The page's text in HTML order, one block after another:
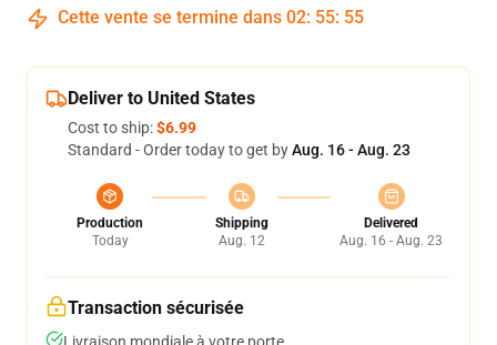
Cette vente se termine dans 02: 55: 54
Deliver to United States
Cost to ship:$6.99
Standard - Order today to get byAug. 16 - Aug. 23
Production
Today
Shipping
Aug. 12
Delivered
Aug. 16 - Aug. 23
Transaction sécurisée